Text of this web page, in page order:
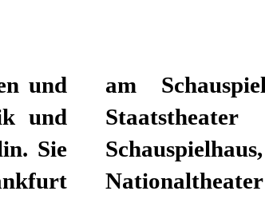
und
und
Sie
am